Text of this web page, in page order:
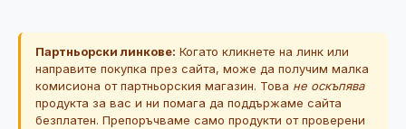
🎟️ Купони
Партньорски линкове: Когато кликнете на линк или
направите покупка през сайта, може да получим малка
комисиона от партньорския магазин. Това не оскъпява
продукта за вас и ни помага да поддържаме сайта
безплатен. Препоръчваме само продукти от проверени